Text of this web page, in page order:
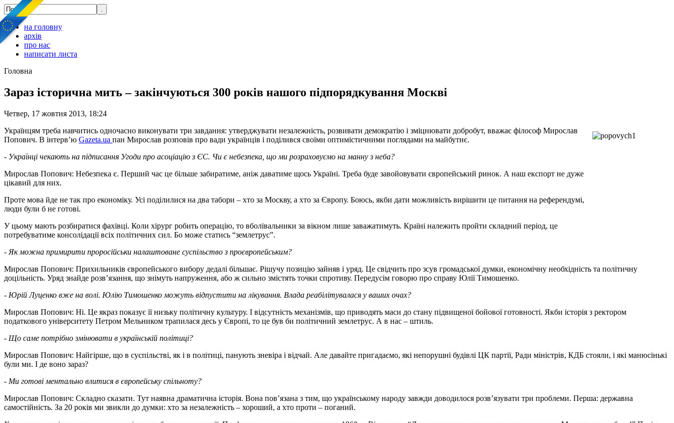
на головну
архів
про нас
написати листа
Головна
Зараз історична мить – закінчуються 300 років нашого підпорядкування Москві
Четвер, 17 жовтня 2013, 18:24
Українцям треба навчитись одночасно виконувати три завдання: утверджувати незалежність, розвивати демократію і зміцнювати добробут, вважає філософ Мирослав
Попович. В інтерв’ю Gazeta.ua пан Мирослав розповів про вади українців і поділився своїми оптимістичними поглядами на майбутнє.
- Українці чекають на підписання Угоди про асоціацію з ЄС. Чи є небезпека, що ми розраховуємо на манну з неба?
Мирослав Попович: Небезпека є. Перший час це більше забиратиме, аніж даватиме щось Україні. Треба буде завойовувати європейський ринок. А наш експорт не дуже
цікавий для них.
Проте мова йде не так про економіку. Усі поділилися на два табори – хто за Москву, а хто за Європу. Боюсь, якби дати можливість вирішити це питання на референдумі,
люди були б не готові.
У цьому мають розбиратися фахівці. Коли хірург робить операцію, то вболівальники за вікном лише заважатимуть. Країні належить пройти складний період, це
потребуватиме консолідації всіх політичних сил. Бо може статись “землетрус”.
- Як можна примирити проросійськи налаштоване суспільство з проєвропейським?
Мирослав Попович: Прихильників європейського вибору дедалі більшає. Рішучу позицію зайняв і уряд. Це свідчить про зсув громадської думки, еконо­мічну необхідність та політичну
доцільність. Уряд знайде розв’язання, що знімуть напруження, або ж сильно змістять точки спротиву. Передусім говорю про справу Юлії Тимошенко.
- Юрій Луценко вже на волі. Юлію Тимошенко можуть відпустити на лікування. Влада реабілітувалася у ваших очах?
Мирослав Попович: Ні. Це якраз показує її низьку політичну культуру. І відсутність механізмів, що приводять маси до стану підвищеної бойової готовності. Якби історія з ректором
податкового університету Петром Мельником трапилася десь у Європі, то це був би політичний землетрус. А в нас – штиль.
- Що саме потрібно змінювати в українській політиці?
Мирослав Попович: Найгірше, що в суспільстві, як і в політиці, панують зневіра і відчай. Але давайте пригадаємо, які непорушні будівлі ЦК партії, Ради міністрів, КДБ стояли, і які манюсінькі
були ми. І де воно зараз?
- Ми готові ментально влитися в європейську спільноту?
Мирослав Попович: Складно сказати. Тут наявна драматична історія. Вона пов’язана з тим, що українському народу завжди доводилося розв’язувати три проблеми. Перша: державна
самостійність. За 20 років ми звикли до думки: хто за незалежність – хороший, а хто проти – поганий.